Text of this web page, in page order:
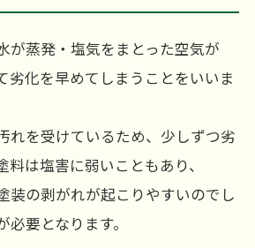
が蒸発・塩気をまとった空気が
劣化を早めてしまうことをいいま
れを受けているため、少しずつ劣
は塩害に弱いこともあり、
装の剥がれが起こりやすいのでし
要となります。